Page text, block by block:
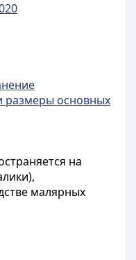
размеры основных
на
малярных